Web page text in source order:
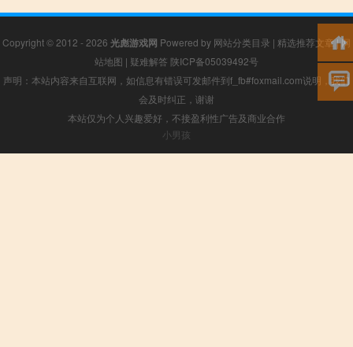
Copyright © 2012 - 2026 光彪游戏网 Powered by 网站分类目录 | 精选推荐文章|网
站地图 | 疑难解答 陕ICP备05039492号
声明：本站内容来自互联网，如信息有错误可发邮件到f_fb#foxmail.com说明，我们
会及时纠正，谢谢
本站仅为个人兴趣爱好，不接盈利性广告及商业合作
小男孩